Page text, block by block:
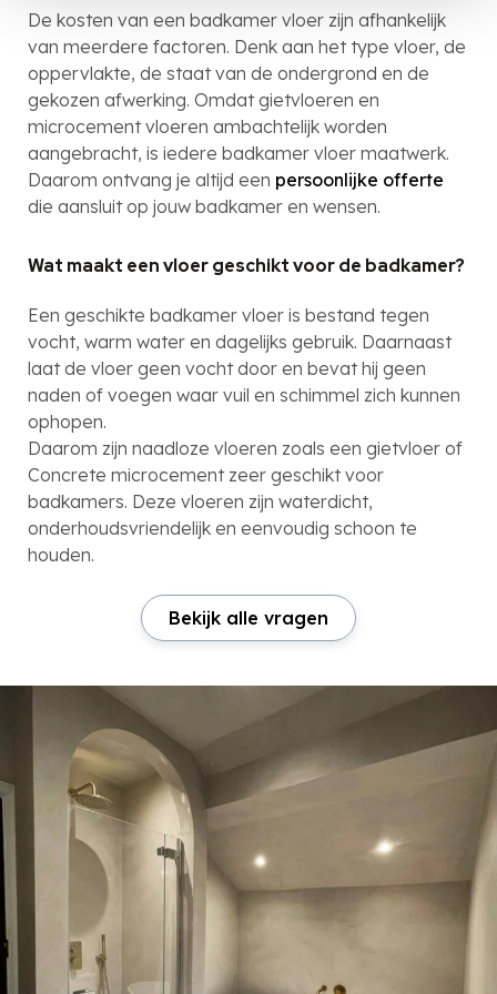
De kosten van een badkamer vloer zijn afhankelijk
van meerdere factoren. Denk aan het type vloer, de
oppervlakte, de staat van de ondergrond en de
gekozen afwerking. Omdat gietvloeren en
microcement vloeren ambachtelijk worden
aangebracht, is iedere badkamer vloer maatwerk.
Daarom ontvang je altijd een persoonlijke offerte
die aansluit op jouw badkamer en wensen.
Wat maakt een vloer geschikt voor de badkamer?
Een geschikte badkamer vloer is bestand tegen
vocht, warm water en dagelijks gebruik. Daarnaast
laat de vloer geen vocht door en bevat hij geen
naden of voegen waar vuil en schimmel zich kunnen
ophopen.
Daarom zijn naadloze vloeren zoals een gietvloer of
Concrete microcement zeer geschikt voor
badkamers. Deze vloeren zijn waterdicht,
onderhoudsvriendelijk en eenvoudig schoon te
houden.
Bekijk alle vragen